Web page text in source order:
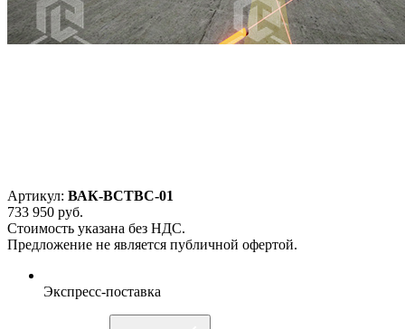
Артикул: ВАК-ВСТВС-01
733 950 руб.
Стоимость указана без НДС.
Предложение не является публичной офертой.
Экспресс-поставка